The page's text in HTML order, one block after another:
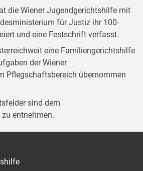
die Wiener Jugendgerichtshilfe mit
für Justiz ihr 100-
und eine Festschrift verfasst.
eine Familiengerichtshilfe
der Wiener
Pflegschaftsbereich übernommen
sind dem
entnehmen.